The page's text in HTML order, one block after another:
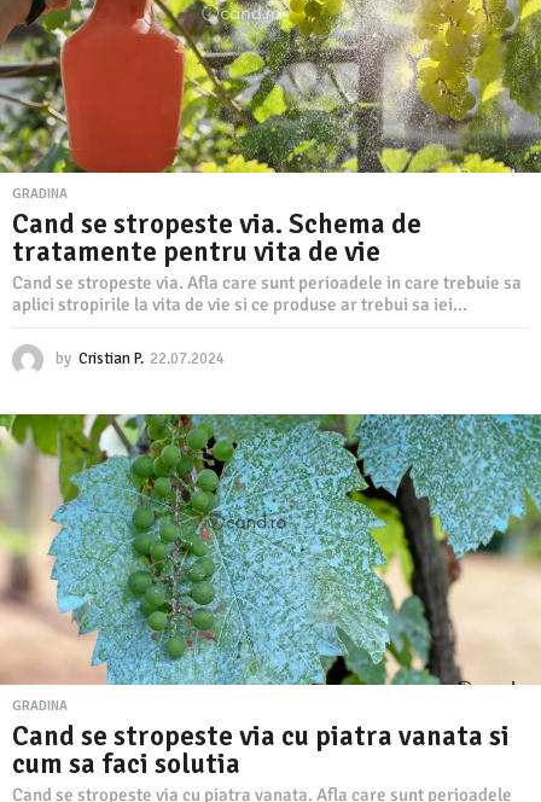
GRADINA
Cand se stropeste via. Schema de
tratamente pentru vita de vie
Cand se stropeste via. Afla care sunt perioadele in care trebuie sa
aplici stropirile la vita de vie si ce produse ar trebui sa iei...
by Cristian P. 22.07.2024
0
7
.
2
0
2
4
GRADINA
Cand se stropeste via cu piatra vanata si
cum sa faci solutia
Cand se stropeste via cu piatra vanata. Afla care sunt perioadele